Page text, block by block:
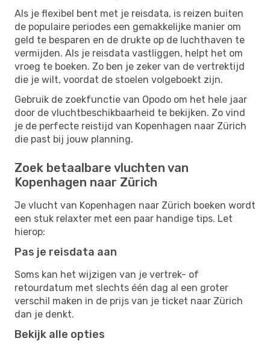
Als je flexibel bent met je reisdata, is reizen buiten
de populaire periodes een gemakkelijke manier om
geld te besparen en de drukte op de luchthaven te
vermijden. Als je reisdata vastliggen, helpt het om
vroeg te boeken. Zo ben je zeker van de vertrektijd
die je wilt, voordat de stoelen volgeboekt zijn.
Gebruik de zoekfunctie van Opodo om het hele jaar
door de vluchtbeschikbaarheid te bekijken. Zo vind
je de perfecte reistijd van Kopenhagen naar Zürich
die past bij jouw planning.
Zoek betaalbare vluchten van
Kopenhagen naar Zürich
Je vlucht van Kopenhagen naar Zürich boeken wordt
een stuk relaxter met een paar handige tips. Let
hierop:
Pas je reisdata aan
Soms kan het wijzigen van je vertrek- of
retourdatum met slechts één dag al een groter
verschil maken in de prijs van je ticket naar Zürich
dan je denkt.
Bekijk alle opties